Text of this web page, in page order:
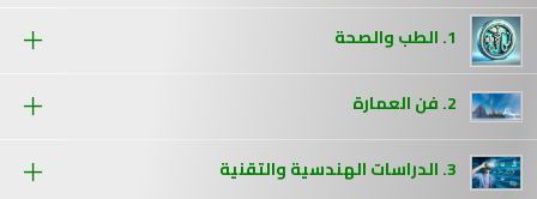
1. الطب والصحة
2. فن العمارة
3. الدراسات الهندسية والتقنية